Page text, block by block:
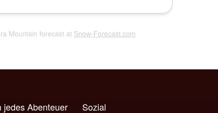
Mountain forecast at Snow-Forecast.com
Sozial
jedes Abenteuer